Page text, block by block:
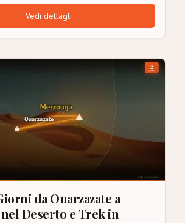
Vedi dettagli
da Ouarzazate a
Deserto e Trek in